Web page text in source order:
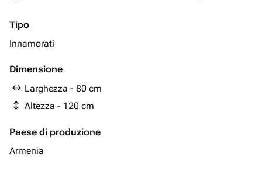
Tipo
Innamorati
Dimensione
Larghezza - 80 cm
Altezza - 120 cm
Paese di produzione
Armenia